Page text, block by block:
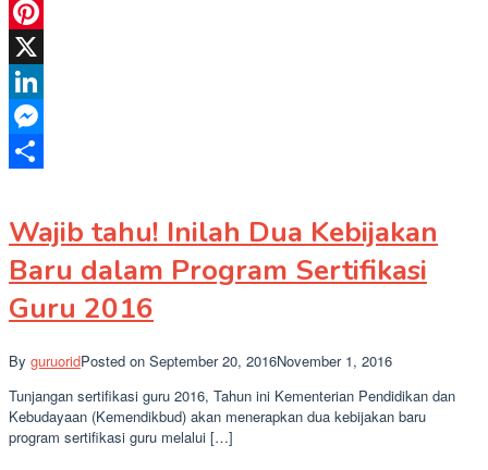
WhatsApp
Pinterest
X
LinkedIn
Messenger
Wajib tahu! Inilah Dua Kebijakan
Baru dalam Program Sertifikasi
Guru 2016
By guruoridPosted on September 20, 2016November 1, 2016
Tunjangan sertifikasi guru 2016, Tahun ini Kementerian Pendidikan dan
Kebudayaan (Kemendikbud) akan menerapkan dua kebijakan baru
program sertifikasi guru melalui […]